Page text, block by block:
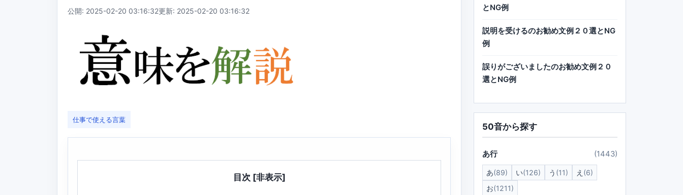
公開: 2025-02-20 03:16:32更新: 2025-02-20 03:16:32
仕事で使える言葉
目次 [非表示]
とNG例
説明を受けるのお勧め文例２０選とNG
例
誤りがございましたのお勧め文例２０
選とNG例
50音から探す
あ行 (1443)
あ(89) い(126) う (11) え (6)
お(1211)